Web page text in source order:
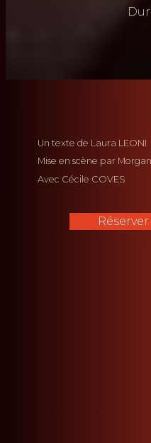
Un texte de Laura LEONI
Mise en scène par
Avec Cécile COVES